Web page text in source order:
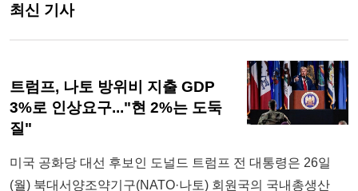
최신 기사
트럼프, 나토 방위비 지출 GDP
3%로 인상요구..."현 2%는 도둑
질"
미국 공화당 대선 후보인 도널드 트럼프 전 대통령은 26일
(월) 북대서양조약기구(NATO·나토) 회원국의 국내총생산